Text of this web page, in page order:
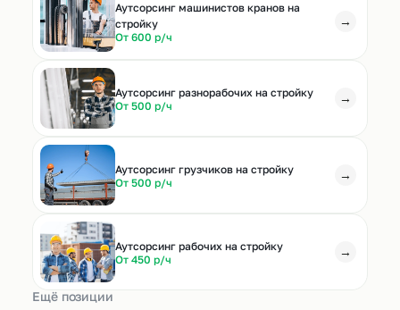
Аутсорсинг машинистов кранов на
стройку
От 600 р/ч
→
Аутсорсинг разнорабочих на стройку
От 500 р/ч
→
Аутсорсинг грузчиков на стройку
От 500 р/ч
→
Аутсорсинг рабочих на стройку
От 450 р/ч
→
Ещё позиции